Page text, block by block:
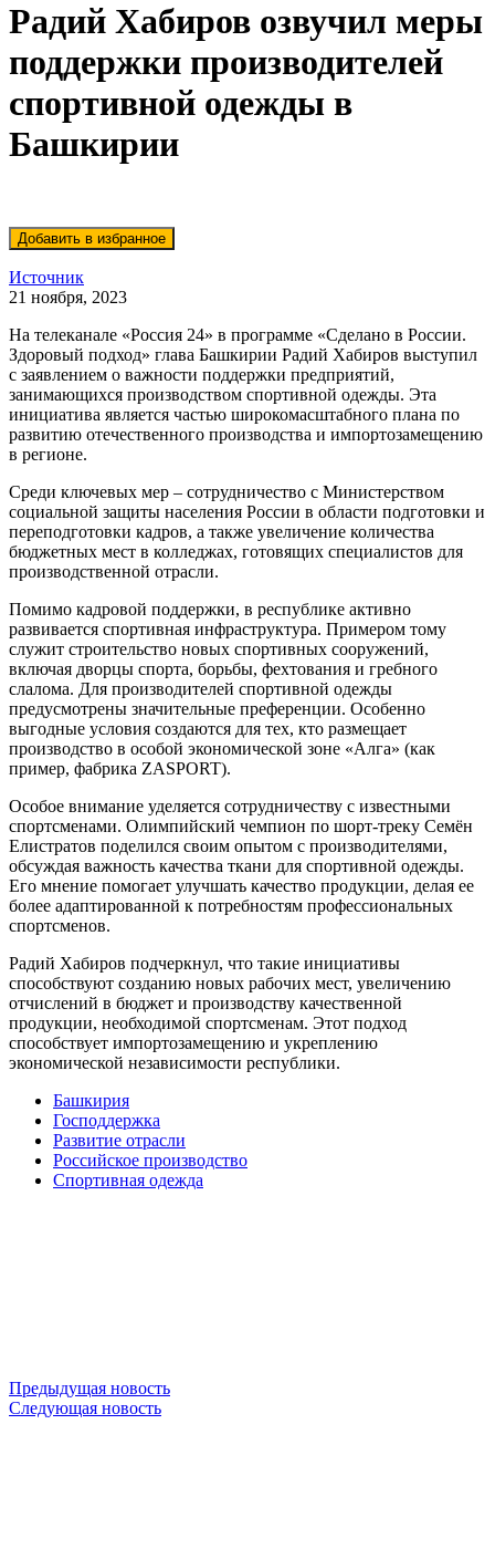
Радий Хабиров озвучил меры
поддержки производителей
спортивной одежды в
Башкирии
Источник
21 ноября, 2023
На телеканале «Россия 24» в программе «Сделано в России.
Здоровый подход» глава Башкирии Радий Хабиров выступил
с заявлением о важности поддержки предприятий,
занимающихся производством спортивной одежды. Эта
инициатива является частью широкомасштабного плана по
развитию отечественного производства и импортозамещению
в регионе.
Среди ключевых мер – сотрудничество с Министерством
социальной защиты населения России в области подготовки и
переподготовки кадров, а также увеличение количества
бюджетных мест в колледжах, готовящих специалистов для
производственной отрасли.
Помимо кадровой поддержки, в республике активно
развивается спортивная инфраструктура. Примером тому
служит строительство новых спортивных сооружений,
включая дворцы спорта, борьбы, фехтования и гребного
слалома. Для производителей спортивной одежды
предусмотрены значительные преференции. Особенно
выгодные условия создаются для тех, кто размещает
производство в особой экономической зоне «Алга» (как
пример, фабрика ZASPORT).
Особое внимание уделяется сотрудничеству с известными
спортсменами. Олимпийский чемпион по шорт-треку Семён
Елистратов поделился своим опытом с производителями,
обсуждая важность качества ткани для спортивной одежды.
Его мнение помогает улучшать качество продукции, делая ее
более адаптированной к потребностям профессиональных
спортсменов.
Радий Хабиров подчеркнул, что такие инициативы
способствуют созданию новых рабочих мест, увеличению
отчислений в бюджет и производству качественной
продукции, необходимой спортсменам. Этот подход
способствует импортозамещению и укреплению
экономической независимости республики.
Башкирия
Господдержка
Развитие отрасли
Российское производство
Спортивная одежда
Предыдущая новость
Следующая новость